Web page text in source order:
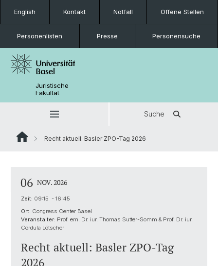
English Kontakt Notfall Offene Stellen
Personenlisten Presse Personensuche
Juristische
Fakultät
Suche
Recht aktuell: Basler ZPO-Tag 2026
06 NOV. 2026
Zeit: 09:15 - 16:45
Ort: Congress Center Basel
Veranstalter: Prof. em. Dr. iur. Thomas Sutter-Somm & Prof. Dr. iur.
Cordula Lötscher
Recht aktuell: Basler ZPO-Tag
2026